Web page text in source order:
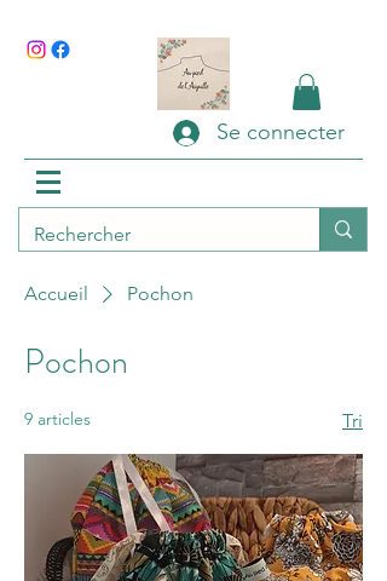
Se connecter
Accueil Pochon
Pochon
9 articles Tri